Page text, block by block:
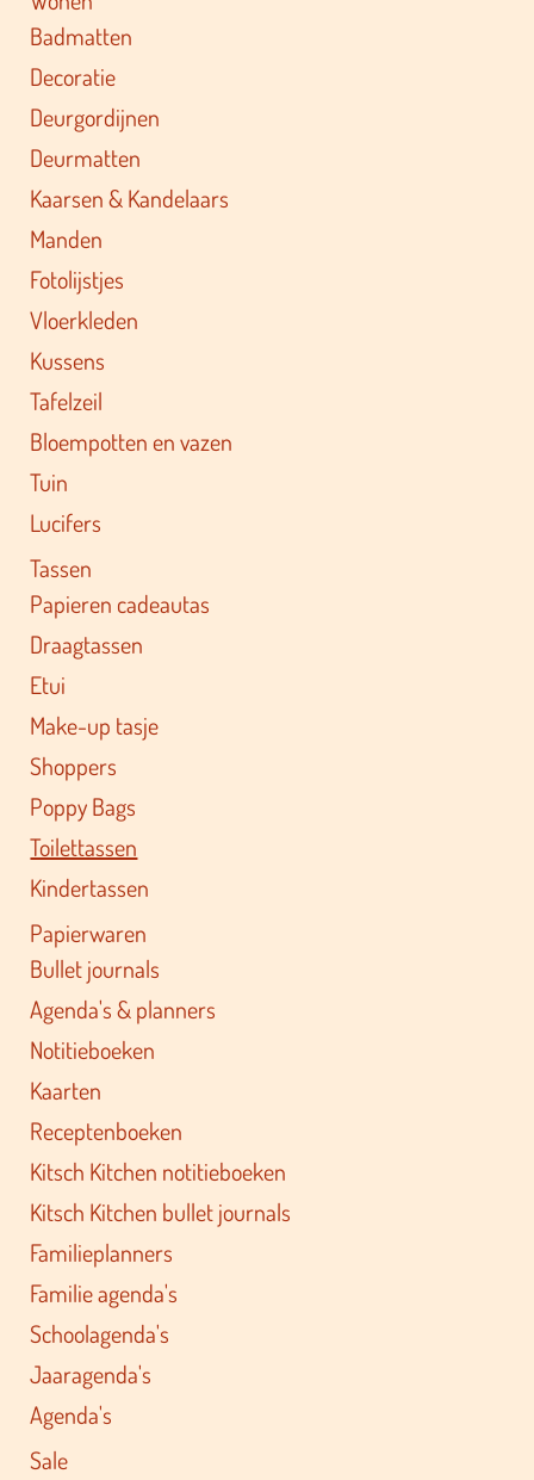
Badmatten
Decoratie
Deurgordijnen
Deurmatten
Kaarsen & Kandelaars
Manden
Fotolijstjes
Vloerkleden
Kussens
Tafelzeil
Bloempotten en vazen
Tuin
Lucifers
Tassen
Papieren cadeautas
Draagtassen
Etui
Make-up tasje
Shoppers
Poppy Bags
Toilettassen
Kindertassen
Papierwaren
Bullet journals
Agenda's & planners
Notitieboeken
Kaarten
Receptenboeken
Kitsch Kitchen notitieboeken
Kitsch Kitchen bullet journals
Familieplanners
Familie agenda's
Schoolagenda's
Jaaragenda's
Agenda's
Sale